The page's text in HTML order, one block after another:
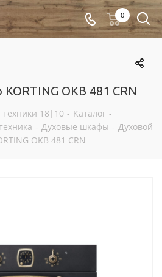
0
OKB 481 CRN
18|10 - Каталог -
- Духовые шкафы - Духовой
OKB 481 CRN